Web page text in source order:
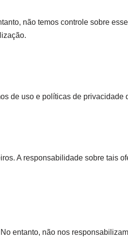
não temos controle sobre
de uso e políticas de privacidade
A responsabilidade sobre tais
entanto, não nos